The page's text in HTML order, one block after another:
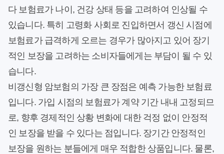
다 보험료가 나이, 건강 상태 등을 고려하여 인상될 수
있습니다. 특히 고령화 사회로 진입하면서 갱신 시점에
보험료가 급격하게 오르는 경우가 많아지고 있어 장기
적인 보장을 고려하는 소비자들에게는 부담이 될 수 있
습니다.
비갱신형 암보험의 가장 큰 장점은 예측 가능한 보험료
입니다. 가입 시점의 보험료가 계약 기간 내내 고정되므
로, 향후 경제적인 상황 변화에 대한 걱정 없이 안정적
인 보장을 받을 수 있다는 점입니다. 장기간 안정적인
보장을 원하는 분들에게 매우 적합한 상품입니다. 물론,